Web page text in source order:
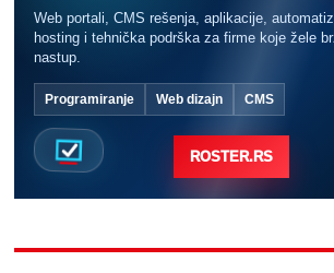
Web portali, CMS rešenja, aplikacije,
hosting i tehnička podrška za firme koje žele
nastup.
Programiranje Web dizajn CMS
ROSTER.RS